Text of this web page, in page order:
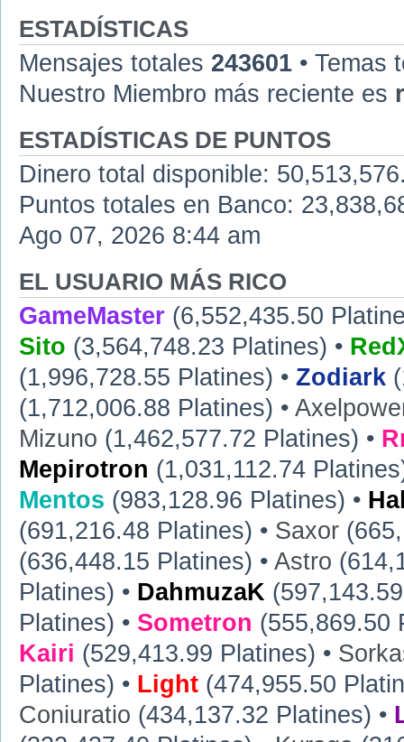
ESTADÍSTICAS
Mensajes totales 243601 • Temas
Nuestro Miembro más reciente es
ESTADÍSTICAS DE PUNTOS
Dinero total disponible:
Puntos totales en Banco:
Ago 07, 2026 8:44 am
EL USUARIO MÁS RICO
GameMaster (6,552,435.50
Sito (3,564,748.23 Platines) •
(1,996,728.55 Platines) • Zodiark
(1,712,006.88 Platines) •
Mizuno (1,462,577.72 Platines) •
Mepirotron (1,031,112.74
Mentos (983,128.96 Platines) •
(691,216.48 Platines) • Saxor
(636,448.15 Platines) • Astro
Platines) • DahmuzaK
Platines) • Sometron (555,869.50
Kairi (529,413.99 Platines) •
Platines) • Light (474,955.50
Coniuratio (434,137.32 Platines) •